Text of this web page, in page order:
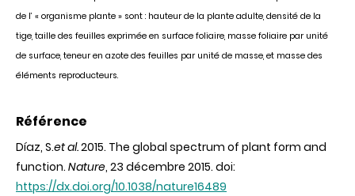
de l’ « organisme plante » sont : hauteur de la plante adulte, densité de la
tige, taille des feuilles exprimée en surface foliaire, masse foliaire par unité
de surface, teneur en azote des feuilles par unité de masse, et masse des
éléments reproducteurs.
Référence
Díaz, S.et al.2015. The global spectrum of plant form and
function. Nature, 23 décembre 2015. doi:
https://dx.doi.org/10.1038/nature16489